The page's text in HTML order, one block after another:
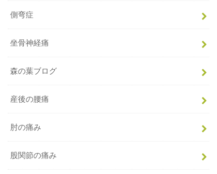
側弯症
坐骨神経痛
森の葉ブログ
産後の腰痛
肘の痛み
股関節の痛み